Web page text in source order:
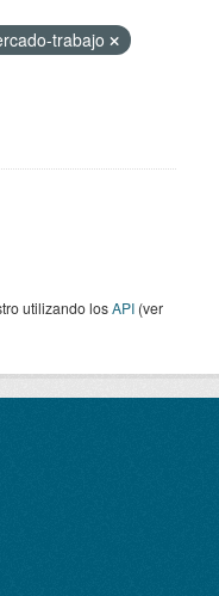
trabajo
utilizando losAPI (ver